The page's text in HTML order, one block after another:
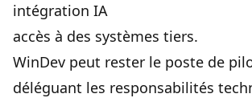
intégration IA
accès à des systèmes tiers.
WinDev peut rester le poste de
déléguant les responsabilités